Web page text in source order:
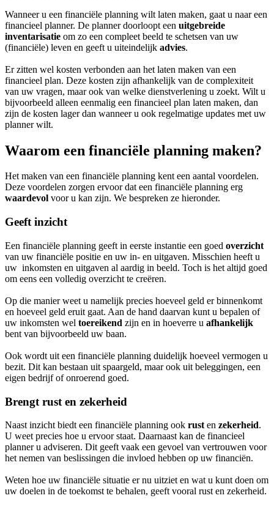
Wanneer u een financiële planning wilt laten maken, gaat u naar een
financieel planner. De planner doorloopt een uitgebreide
inventarisatie om zo een compleet beeld te schetsen van uw
(financiële) leven en geeft u uiteindelijk advies.
Er zitten wel kosten verbonden aan het laten maken van een
financieel plan. Deze kosten zijn afhankelijk van de complexiteit
van uw vragen, maar ook van welke dienstverlening u zoekt. Wilt u
bijvoorbeeld alleen eenmalig een financieel plan laten maken, dan
zijn de kosten lager dan wanneer u ook regelmatige updates met uw
planner wilt.
Waarom een financiële planning maken?
Het maken van een financiële planning kent een aantal voordelen.
Deze voordelen zorgen ervoor dat een financiële planning erg
waardevol voor u kan zijn. We bespreken ze hieronder.
Geeft inzicht
Een financiële planning geeft in eerste instantie een goed overzicht
van uw financiële positie en uw in- en uitgaven. Misschien heeft u
uw inkomsten en uitgaven al aardig in beeld. Toch is het altijd goed
om eens een volledig overzicht te creëren.
Op die manier weet u namelijk precies hoeveel geld er binnenkomt
en hoeveel geld eruit gaat. Aan de hand daarvan kunt u bepalen of
uw inkomsten wel toereikend zijn en in hoeverre u afhankelijk
bent van bijvoorbeeld uw baan.
Ook wordt uit een financiële planning duidelijk hoeveel vermogen u
bezit. Dit kan bestaan uit spaargeld, maar ook uit beleggingen, een
eigen bedrijf of onroerend goed.
Brengt rust en zekerheid
Naast inzicht biedt een financiële planning ook rust en zekerheid.
U weet precies hoe u ervoor staat. Daarnaast kan de financieel
planner u adviseren. Dit geeft vaak een gevoel van vertrouwen voor
het nemen van beslissingen die invloed hebben op uw financiën.
Weten hoe uw financiële situatie er nu uitziet en wat u kunt doen om
uw doelen in de toekomst te behalen, geeft vooral rust en zekerheid.